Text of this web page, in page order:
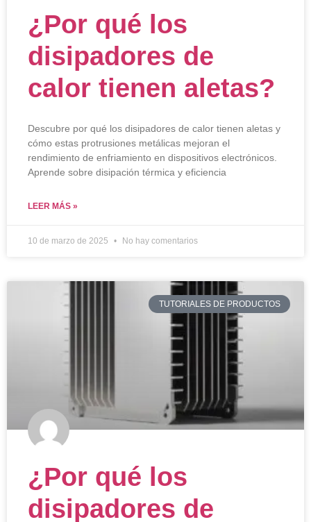
¿Por qué los
disipadores de
calor tienen aletas?
Descubre por qué los disipadores de calor tienen aletas y
cómo estas protrusiones metálicas mejoran el
rendimiento de enfriamiento en dispositivos electrónicos.
Aprende sobre disipación térmica y eficiencia
LEER MÁS »
10 de marzo de 2025 No hay comentarios
TUTORIALES DE PRODUCTOS
¿Por qué los
disipadores de